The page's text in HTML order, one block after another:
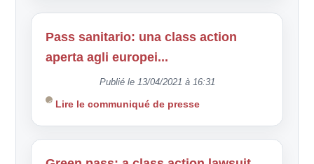
Pass sanitario: una class action
aperta agli europei...
Publié le 13/04/2021 à 16:31
Lire le communiqué de presse